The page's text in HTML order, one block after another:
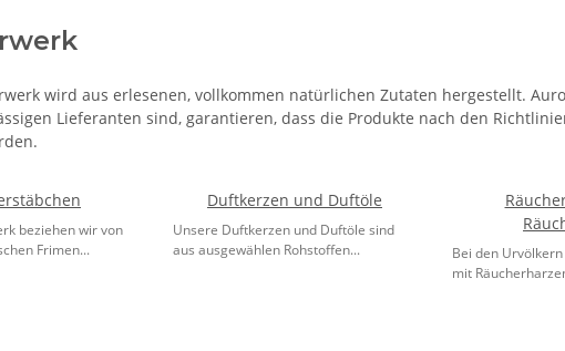
wird aus erlesenen, vollkommen natürlichen Zutaten hergestellt.
Lieferanten sind, garantieren, dass die Produkte nach den
beziehen wir von
Frimen...
Duftkerzen und Duftöle
Unsere Duftkerzen und Duftöle sind
aus ausgewählen Rohstoffen...
Bei den
mit